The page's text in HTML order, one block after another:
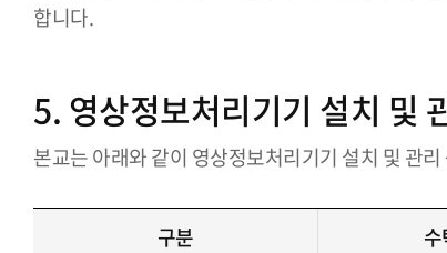
합니다.
5. 영상정보처리기기 설치 및
본교는 아래와 같이 영상정보처리기기 설치 및 관
구분